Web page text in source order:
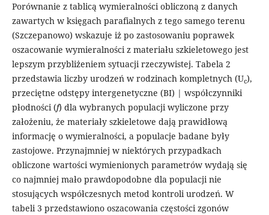
Porównanie z tablicą wymieralności obliczoną z danych
zawartych w księgach parafialnych z tego samego terenu
(Szczepanowo) wskazuje iż po zastosowaniu poprawek
oszacowanie wymieralności z materiału szkieletowego jest
lepszym przybliżeniem sytuacji rzeczywistej. Tabela 2
przedstawia liczby urodzeń w rodzinach kompletnych (Uc),
przeciętne odstępy intergenetyczne (BI) | współczynniki
płodności (f) dla wybranych populacji wyliczone przy
założeniu, że materiały szkieletowe dają prawidłową
informację o wymieralności, a populacje badane były
zastojowe. Przynajmniej w niektórych przypadkach
obliczone wartości wymienionych parametrów wydają się
co najmniej mało prawdopodobne dla populacji nie
stosujących współczesnych metod kontroli urodzeń. W
tabeli 3 przedstawiono oszacowania częstości zgonów